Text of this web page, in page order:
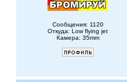
Сообщения: 1120
Откуда: Low flying jet
Камера: 35mm